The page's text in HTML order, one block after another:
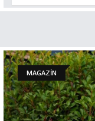
MAGAZİN